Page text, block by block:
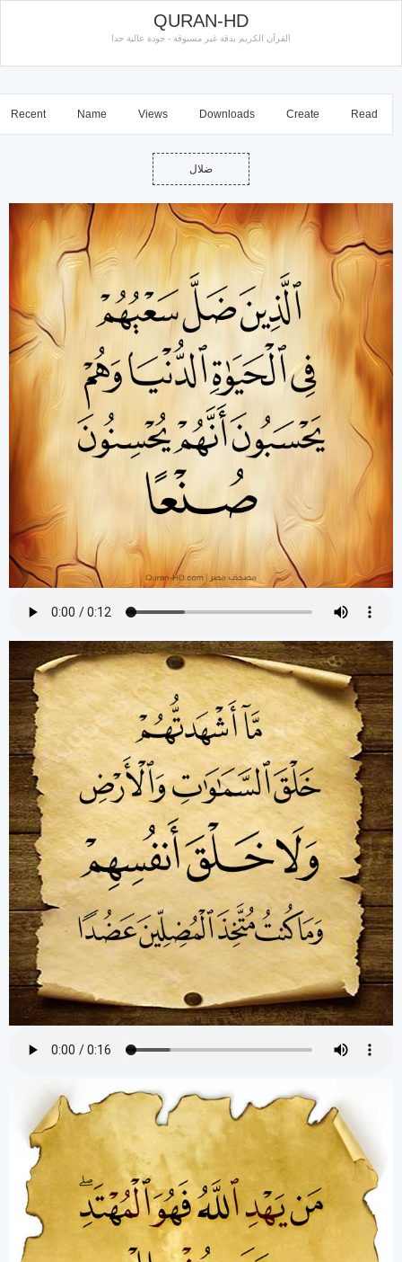
QURAN-HD
القرآن الكريم بدقة غير مسبوقة - جودة عالية جدا
Recent Name Views Downloads Create Read
ضلال